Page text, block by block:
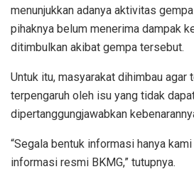
menunjukkan adanya aktivitas
pihaknya belum menerima dampak
ditimbulkan akibat gempa tersebut.
Untuk itu, masyarakat dihimbau agar
terpengaruh oleh isu yang tidak
dipertanggungjawabkan
“Segala bentuk informasi hanya
informasi resmi BKMG,” tutupnya.